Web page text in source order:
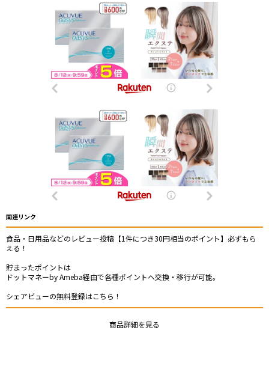
関連リンク
食品・日用品などのレビュー投稿【1件につき30円相当のポイント】必ずもら
える！
貯まったポイントは
ドットマネーby Ameba経由で各種ポイントへ交換・移行が可能。
シェアビューの無料登録はこちら！
商品詳細を見る